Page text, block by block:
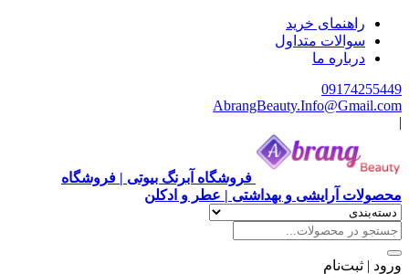
راهنمای خرید
سوالات متداول
درباره ما
09174255449
AbrangBeauty.Info@Gmail.com
|
فروشگاه آبرنگ بیوتی | فروشگاه
محصولات آرایشی و بهداشتی | عطر و ادکلن
ورود | ثبت‌نام